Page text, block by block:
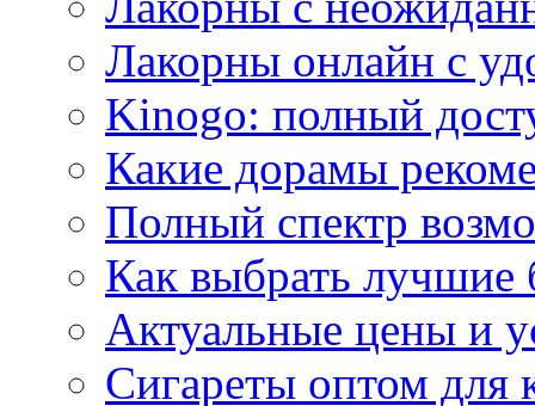
Лакорны онлайн с
Kinogo: полный
Какие дорамы
Полный спектр
Как выбрать
Актуальные цены и
Сигареты оптом для